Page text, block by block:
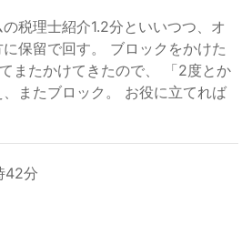
税理士紹介1.2分といいつつ、オ
保留で回す。 ブロックをかけた
またかけてきたので、 「2度とか
またブロック。 お役に立てれば
42分